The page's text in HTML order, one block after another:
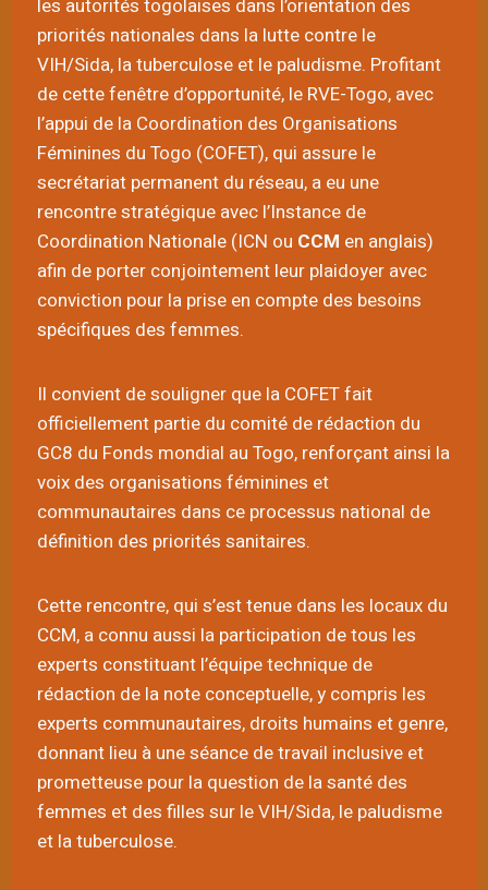
les autorités togolaises dans l’orientation des
priorités nationales dans la lutte contre le
VIH/Sida, la tuberculose et le paludisme. Profitant
de cette fenêtre d’opportunité, le RVE-Togo, avec
l’appui de la Coordination des Organisations
Féminines du Togo (COFET), qui assure le
secrétariat permanent du réseau, a eu une
rencontre stratégique avec l’Instance de
Coordination Nationale (ICN ou CCM en anglais)
afin de porter conjointement leur plaidoyer avec
conviction pour la prise en compte des besoins
spécifiques des femmes.
Il convient de souligner que la COFET fait
officiellement partie du comité de rédaction du
GC8 du Fonds mondial au Togo, renforçant ainsi la
voix des organisations féminines et
communautaires dans ce processus national de
définition des priorités sanitaires.
Cette rencontre, qui s’est tenue dans les locaux du
CCM, a connu aussi la participation de tous les
experts constituant l’équipe technique de
rédaction de la note conceptuelle, y compris les
experts communautaires, droits humains et genre,
donnant lieu à une séance de travail inclusive et
prometteuse pour la question de la santé des
femmes et des filles sur le VIH/Sida, le paludisme
et la tuberculose.